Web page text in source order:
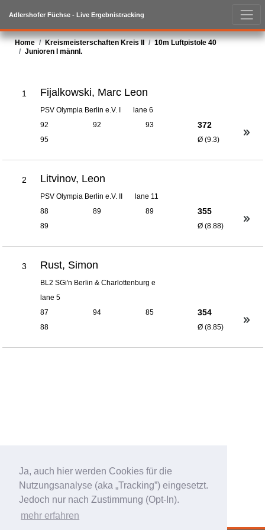
Ja, auch hier werden Cookies für die
Nutzungsanalyse (aka „Tracking”) eingesetzt.
Jedoch nur nach Zustimmung (Opt-In).
mehr erfahren
Adlershofer Füchse - Live Ergebnistracking
Home Kreismeisterschaften Kreis II
10m Luftpistole 40
Junioren I männl.
1 Fijalkowski, Marc Leon
PSV Olympia Berlin e.V. I
lane 6
92
92
93
95
372
Ø (9.3)
2 Litvinov, Leon
PSV Olympia Berlin e.V. II
lane 11
88
89
89
89
355
Ø (8.88)
3 Rust, Simon
BL2 SGi'n Berlin & Charlottenburg e
lane 5
87
94
85
88
354
Ø (8.85)